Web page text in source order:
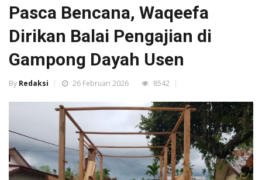
Pasca Bencana, Waqeefa
Dirikan Balai Pengajian di
Gampong Dayah Usen
By Redaksi 26 Februari 2026 8542